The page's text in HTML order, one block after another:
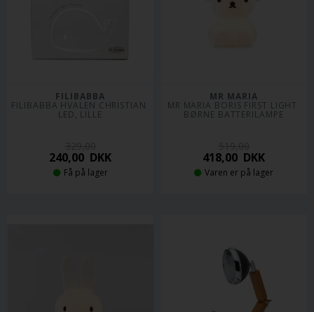
FILIBABBA
FILIBABBA HVALEN CHRISTIAN
LED, LILLE
240,00 DKK
Få på lager
MR MARIA
MR MARIA BORIS FIRST LIGHT
BØRNE BATTERILAMPE
418,00 DKK
Varen er på lager